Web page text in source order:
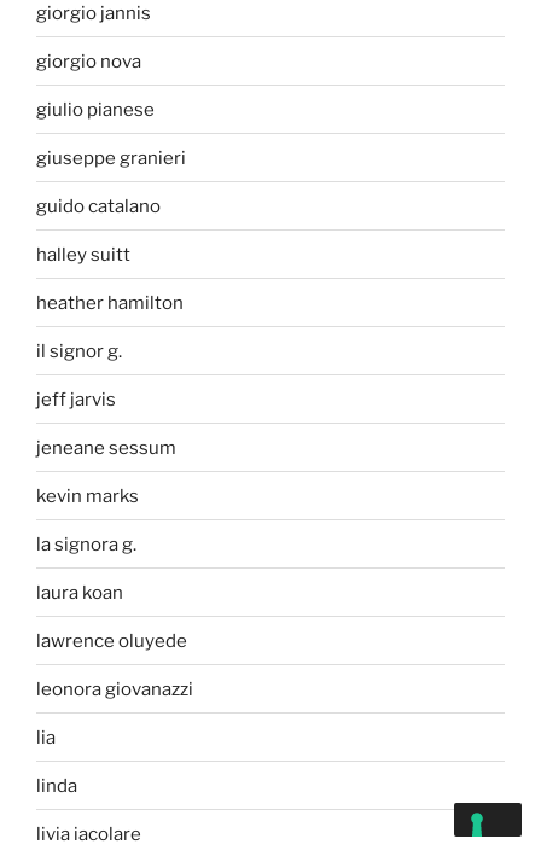
giorgio jannis
giorgio nova
giulio pianese
giuseppe granieri
guido catalano
halley suitt
heather hamilton
il signor g.
jeff jarvis
jeneane sessum
kevin marks
la signora g.
laura koan
lawrence oluyede
leonora giovanazzi
lia
linda
livia iacolare